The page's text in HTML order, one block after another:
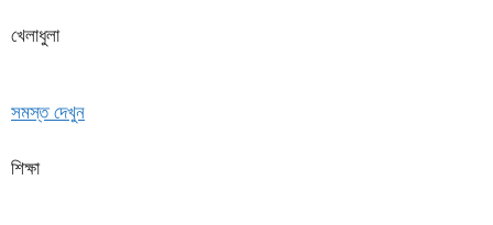
খেলাধুলা
সমস্ত দেখুন
শিক্ষা